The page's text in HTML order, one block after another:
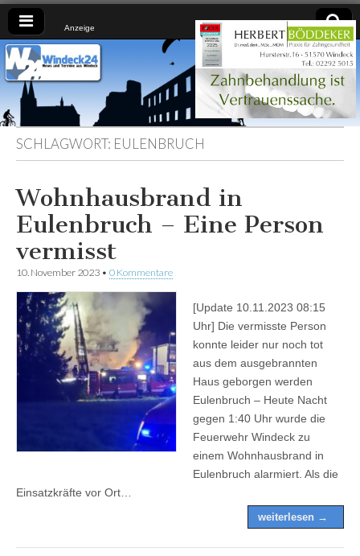
Anzeige
Windeck24
Nachrichten
aus dem
Ländchen
für das
Ländchen
SCHLAGWORT: EULENBRUCH
Wohnhausbrand in
Eulenbruch – Eine Person
vermisst
10. November 2023 • 0 Kommentare
[Update 10.11.2023 08:15
Uhr] Die vermisste Person
konnte leider nur noch tot
aus dem ausgebrannten
Haus geborgen werden
Eulenbruch – Heute Nacht
gegen 1:40 Uhr wurde die
Feuerwehr Windeck zu
einem Wohnhausbrand in
Eulenbruch alarmiert. Als die
Einsatzkräfte vor Ort…
weiterlesen →